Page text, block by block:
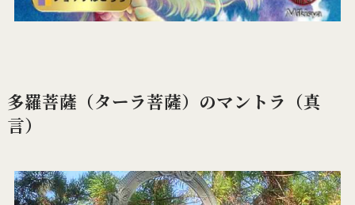
多羅菩薩（ターラ菩薩）のマントラ（真
言）